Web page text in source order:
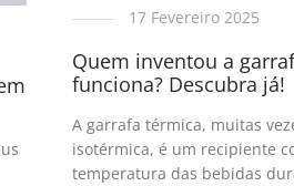
17 Fevereiro 2025
Quem inventou a
funciona? Descubra já!
A garrafa térmica, muitas
isotérmica, é um recipiente
temperatura das bebidas